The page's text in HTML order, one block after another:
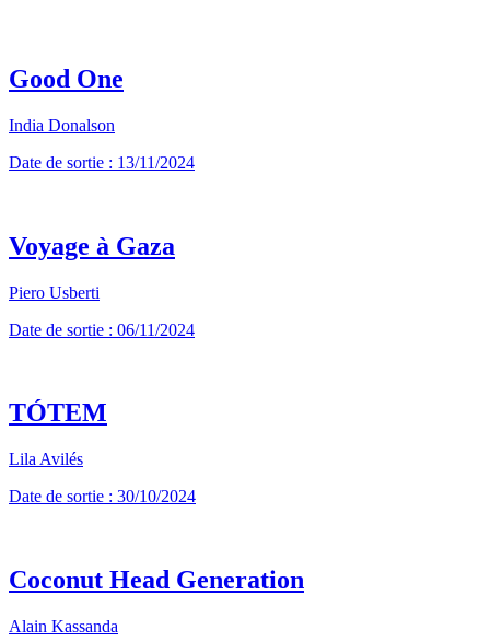
Good One
India Donalson
Date de sortie : 13/11/2024
Voyage à Gaza
Piero Usberti
Date de sortie : 06/11/2024
TÓTEM
Lila Avilés
Date de sortie : 30/10/2024
Coconut Head Generation
Alain Kassanda